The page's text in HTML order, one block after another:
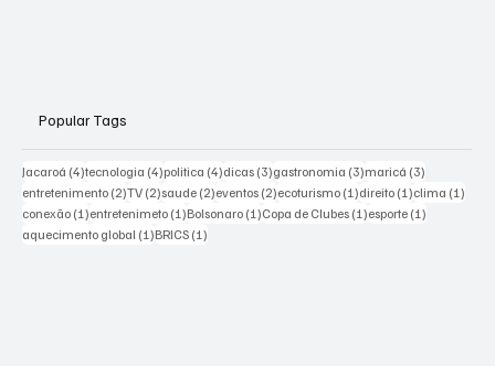
Popular Tags
Jacaroá (4)4 posts
tecnologia (4)4 posts
politica (4)4 posts
dicas (3)3 posts
gastronomia (3)3 posts
maricá (3)
entretenimento (2)2 posts
TV (2)2 posts
saude (2)2 posts
eventos (2)2 posts
ecoturismo (1)1 post
direito (1)1 post
clima (1)
conexão (1)1 post
entretenimeto (1)1 post
Bolsonaro (1)1 post
Copa de Clubes (1)1 post
esporte (1)
aquecimento global (1)1 post
BRICS (1)